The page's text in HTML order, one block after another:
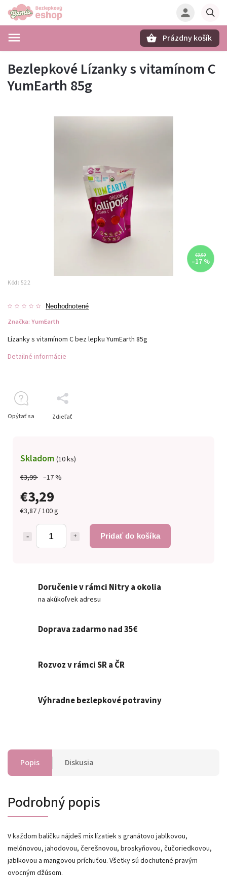
Prázdny košík
Bezlepkové Lízanky s vitamínom C
YumEarth 85g
€3,99
–17 %
Kód: 522
Neohodnotené
Značka: YumEarth
€3,99 –17 %
€3,29
€3,87 / 100 g
Pridať do košíka
Skladom (10 ks)
Lízanky s vitamínom C bez lepku YumEarth 85g
Detailné informácie
Opýtať sa Zdieľať
Doručenie v rámci Nitry a okolia
na akúkoľvek adresu
Doprava zadarmo nad 35€
Rozvoz v rámci SR a ČR
Výhradne bezlepkové potraviny
Popis Diskusia
Podrobný popis
V každom balíčku nájdeš mix lízatiek s granátovo jablkovou,
melónovou, jahodovou, čerešnovou, broskyňovou, čučoriedkovou,
jablkovou a mangovou príchuťou. Všetky sú dochutené pravým
ovocným džúsom.